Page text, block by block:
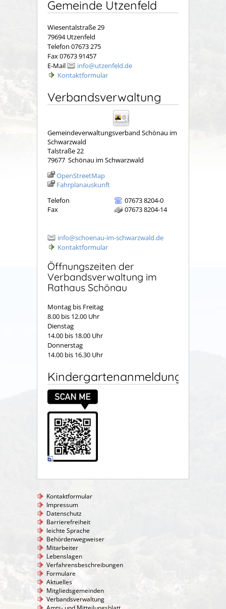
Gemeinde Utzenfeld
Wiesentalstraße 29
79694 Utzenfeld
Telefon 07673 275
Fax 07673 91457
E-Mail
info@utzenfeld.de
Kontaktformular
Verbandsverwaltung
Gemeindeverwaltungsverband Schönau im
Schwarzwald
Talstraße 22
79677 Schönau im Schwarzwald
OpenStreetMap
Fahrplanauskunft
Telefon
07673 8204-0
Fax
07673 8204-14
info@schoenau-im-schwarzwald.de
Kontaktformular
Öffnungszeiten der
Verbandsverwaltung im
Rathaus Schönau
Montag bis Freitag
8.00 bis 12.00 Uhr
Dienstag
14.00 bis 18.00 Uhr
Donnerstag
14.00 bis 16.30 Uhr
Kindergartenanmeldung
Kontaktformular
Impressum
Datenschutz
Barrierefreiheit
leichte Sprache
Behördenwegweiser
Mitarbeiter
Lebenslagen
Verfahrensbeschreibungen
Formulare
Aktuelles
Mitgliedsgemeinden
Verbandsverwaltung